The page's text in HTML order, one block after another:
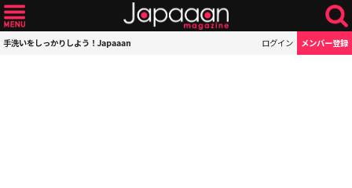
手洗いをしっかりしよう！Japaaan ログイン メンバー登録